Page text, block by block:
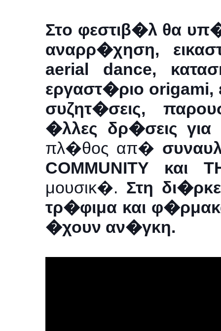
Στo φεστιβ�λ θα
αναρρ�χηση,
aerial dance,
εργαστ�ριο
συζητ�σεις,
�λλες δρ�σεις
πλ�θος απ�
COMMUNITY και
μουσικ�. Στη
τρ�φιμα και
�χουν αν�γκη.